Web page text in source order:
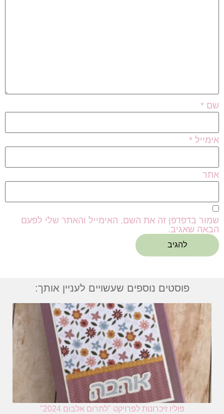
שם *
אימייל *
אתר
שמור בדפדפן זה את השם, האימייל והאתר שלי לפעם
הבאה שאגיב.
פוסטים נוספים שעשויים לעניין אותך:
פוליו זיכרונות לפרויקט "לתרום אלבום 2024"